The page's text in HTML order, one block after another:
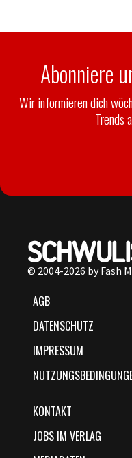
Abonniere
Wir informieren dich
Trends
© 2004-2026 by Fash
AGB
DATENSCHUTZ
IMPRESSUM
KONTAKT
JOBS IM VERLAG